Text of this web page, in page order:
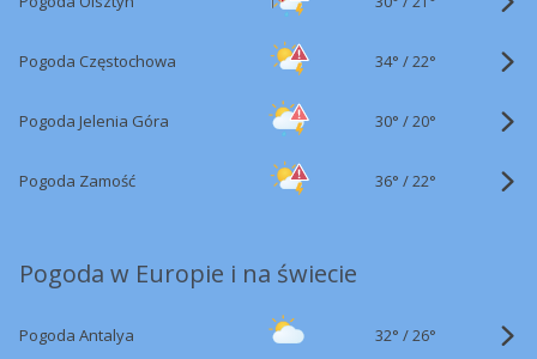
Pogoda Częstochowa 34° /22°
Pogoda Jelenia Góra 30° /20°
Pogoda Zamość 36° /22°
Pogoda w Europie i na świecie
Pogoda Antalya 32° /26°